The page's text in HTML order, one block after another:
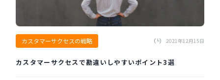
カスタマーサクセスの戦略 2021年12月15日
カスタマーサクセスで勘違いしやすいポイント3選